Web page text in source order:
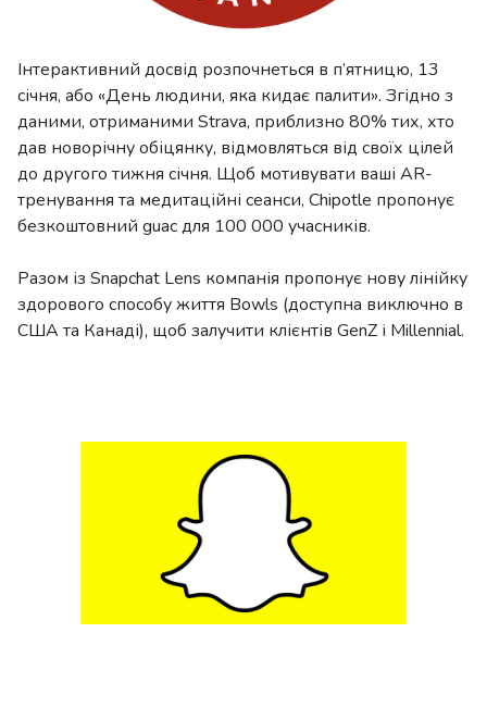
Інтерактивний досвід розпочнеться в п’ятницю, 13
січня, або «День людини, яка кидає палити». Згідно з
даними, отриманими Strava, приблизно 80% тих, хто
дав новорічну обіцянку, відмовляться від своїх цілей
до другого тижня січня. Щоб мотивувати ваші AR-
тренування та медитаційні сеанси, Chipotle пропонує
безкоштовний guac для 100 000 учасників.
Разом із Snapchat Lens компанія пропонує нову лінійку
здорового способу життя Bowls (доступна виключно в
США та Канаді), щоб залучити клієнтів GenZ і Millennial.